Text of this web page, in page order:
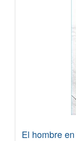
El hombre